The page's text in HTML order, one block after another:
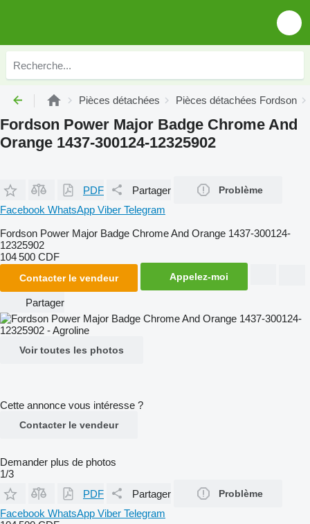
Pièces détachées Pièces détachées Fordson
Fordson Power Major Badge Chrome And
Orange 1437-300124-12325902
PDF Partager Problème
Facebook WhatsApp Viber Telegram
Fordson Power Major Badge Chrome And Orange 1437-300124-
12325902
104 500 CDF
Contacter le vendeur Appelez-moi
Partager
Voir toutes les photos
Cette annonce vous intéresse ?
Contacter le vendeur
Demander plus de photos
1/3
PDF
Partager Problème
Facebook WhatsApp Viber Telegram